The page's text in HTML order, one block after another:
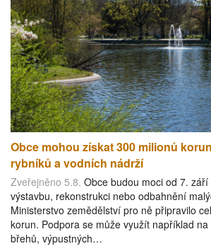
Obce mohou získat 300 milionů
rybníků a vodních nádrží
Zveřejněno 5.8. Obce budou moci od 7.
výstavbu, rekonstrukci nebo odbahnění
Ministerstvo zemědělství pro ně připravilo
korun. Podpora se může využít například
břehů, výpustných…